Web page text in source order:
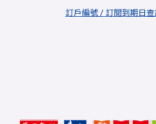
訂戶編號 / 訂閱到期日查